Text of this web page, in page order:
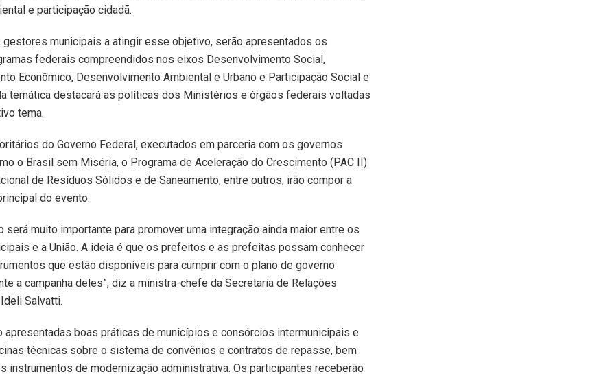
e participação cidadã.
gestores municipais a atingir esse objetivo, serão apresentados os
federais compreendidos nos eixos Desenvolvimento Social,
Econômico, Desenvolvimento Ambiental e Urbano e Participação Social e
temática destacará as políticas dos Ministérios e órgãos federais voltadas
tema.
do Governo Federal, executados em parceria com os governos
o Brasil sem Miséria, o Programa de Aceleração do Crescimento (PAC II)
de Resíduos Sólidos e de Saneamento, entre outros, irão compor a
do evento.
será muito importante para promover uma integração ainda maior entre os
e a União. A ideia é que os prefeitos e as prefeitas possam conhecer
que estão disponíveis para cumprir com o plano de governo
a campanha deles”, diz a ministra-chefe da Secretaria de Relações
Salvatti.
apresentadas boas práticas de municípios e consórcios intermunicipais e
técnicas sobre o sistema de convênios e contratos de repasse, bem
instrumentos de modernização administrativa. Os participantes receberão